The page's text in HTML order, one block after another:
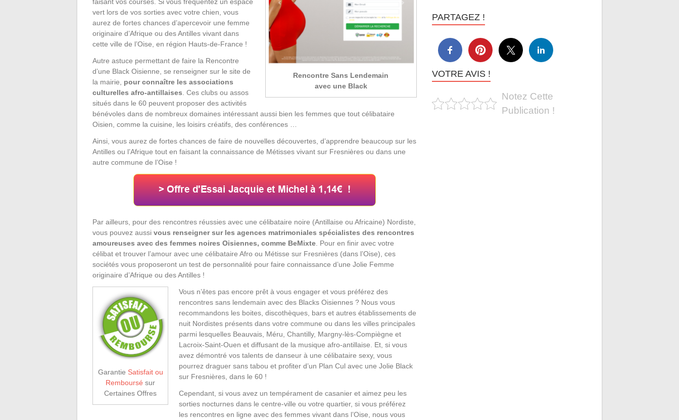
Rencontre Sans Lendemain
avec une Black
vert lors de vos sorties avec votre chien, vous
aurez de fortes chances d’apercevoir une femme
originaire d’Afrique ou des Antilles vivant dans
cette ville de l’Oise, en région Hauts-de-France !
Autre astuce permettant de faire la Rencontre
d’une Black Oisienne, se renseigner sur le site de
la mairie, pour connaître les associations
culturelles afro-antillaises . Ces clubs ou assos
situés dans le 60 peuvent proposer des activités
bénévoles dans de nombreux domaines intéressant aussi bien les femmes que tout célibataire
Oisien, comme la cuisine, les loisirs créatifs, des conférences …
Ainsi, vous aurez de fortes chances de faire de nouvelles découvertes, d’apprendre beaucoup sur les
Antilles ou l’Afrique tout en faisant la connaissance de Métisses vivant sur Fresnières ou dans une
autre commune de l’Oise !
Par ailleurs, pour des rencontres réussies avec une célibataire noire (Antillaise ou Africaine) Nordiste,
vous pouvez aussi vous renseigner sur les agences matrimoniales spécialistes des rencontres
amoureuses avec des femmes noires Oisiennes, comme BeMixte . Pour en finir avec votre
célibat et trouver l’amour avec une célibataire Afro ou Métisse sur Fresnières (dans l’Oise), ces
sociétés vous proposeront un test de personnalité pour faire connaissance d’une Jolie Femme
originaire d’Afrique ou des Antilles !
Garantie Satisfait ou
Remboursé sur
Certaines Offres
Vous n’êtes pas encore prêt à vous engager et vous préférez des
rencontres sans lendemain avec des Blacks Oisiennes ? Nous vous
recommandons les boites, discothèques, bars et autres établissements de
nuit Nordistes présents dans votre commune ou dans les villes principales
parmi lesquelles Beauvais, Méru, Chantilly, Margny-lès-Compiègne et
Lacroix-Saint-Ouen et diffusant de la musique afro-antillaise. Et, si vous
avez démontré vos talents de danseur à une célibataire sexy, vous
pourrez draguer sans tabou et profiter d’un Plan Cul avec une Jolie Black
sur Fresnières, dans le 60 !
Cependant, si vous avez un tempérament de casanier et aimez peu les
sorties nocturnes dans le centre-ville ou votre quartier, si vous préférez
les rencontres en ligne avec des femmes vivant dans l’Oise, nous vous
PARTAGEZ !
VOTRE AVIS !
Notez Cette
Publication !